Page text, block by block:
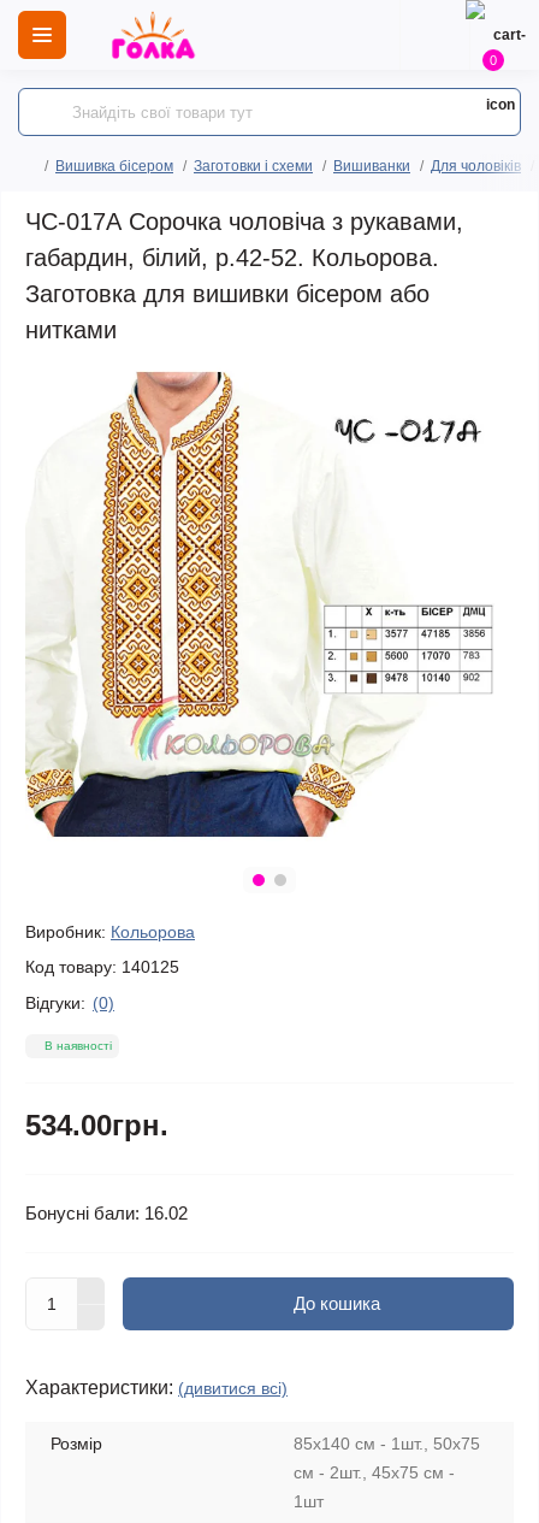
0
Вишивка бісером Заготовки і схеми Вишиванки Для чоловіків
ЧС-017А Сорочка чоловіча з рукавами,
габардин, білий, р.42-52. Кольорова.
Заготовка для вишивки бісером або
нитками
Виробник: Кольорова
Код товару: 140125
Відгуки: (0)
В наявності
534.00грн.
Бонусні бали: 16.02
До кошика
Характеристики: (дивитися всі)
Розмір
85х140 см - 1шт., 50х75
см - 2шт., 45х75 см -
1шт